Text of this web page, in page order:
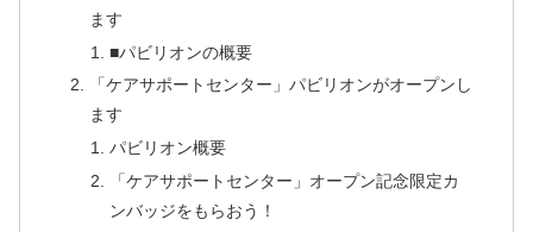
ます
■パビリオンの概要
「ケアサポートセンター」パビリオンがオープンし
ます
パビリオン概要
「ケアサポートセンター」オープン記念限定カ
ンバッジをもらおう！